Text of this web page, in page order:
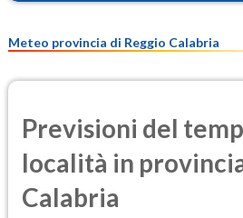
Meteo provincia di Reggio Calabria
Previsioni del
località in
Calabria